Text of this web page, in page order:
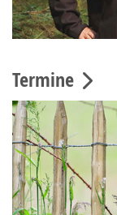
Termine